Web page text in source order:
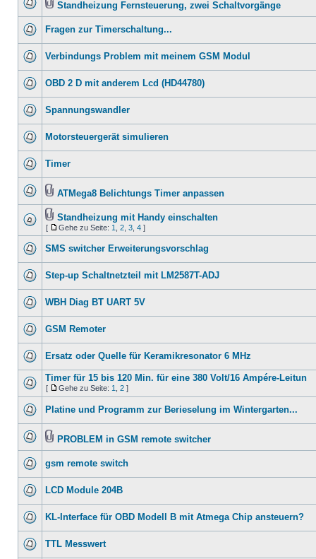
Standheizung Fernsteuerung, zwei Schaltvorgänge
Fragen zur Timerschaltung...
Verbindungs Problem mit meinem GSM Modul
OBD 2 D mit anderem Lcd (HD44780)
Spannungswandler
Motorsteuergerät simulieren
Timer
ATMega8 Belichtungs Timer anpassen
Standheizung mit Handy einschalten
[ Gehe zu Seite: 1 2 3 4 ]
SMS switcher Erweiterungsvorschlag
Step-up Schaltnetzteil mit LM2587T-ADJ
WBH Diag BT UART 5V
GSM Remoter
Ersatz oder Quelle für Keramikresonator 6 MHz
Timer für 15 bis 120 Min. für eine 380 Volt/16 Ampére-Leitun
[ Gehe zu Seite: 1 2 ]
Platine und Programm zur Berieselung im Wintergarten...
PROBLEM in GSM remote switcher
gsm remote switch
LCD Module 204B
KL-Interface für OBD Modell B mit Atmega Chip ansteuern?
TTL Messwert